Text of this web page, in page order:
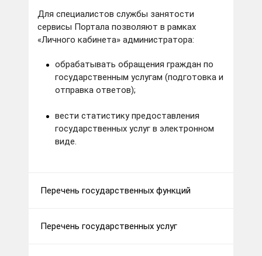
Для специалистов службы занятости
сервисы Портала позволяют в рамках
«Личного кабинета» администратора:
обрабатывать обращения граждан по
государственным услугам (подготовка и
отправка ответов);
вести статистику предоставления
государственных услуг в электронном
виде.
Перечень государственных функций
Перечень государственных услуг